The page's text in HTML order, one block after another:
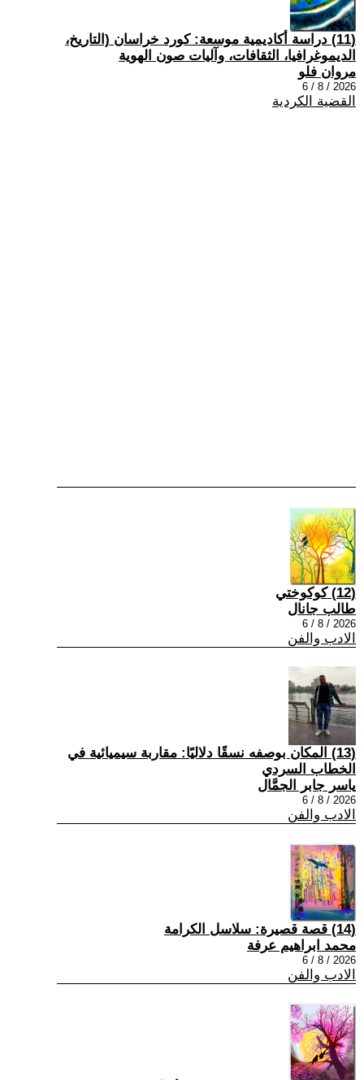
(11) دراسة أكاديمية موسعة: كورد خراسان (التاريخ،
الديموغرافيا، الثقافات، وآليات صون الهوية
مروان فلو
2026 / 8 / 6
القضية الكردية
(12) كوكوختي
طالب جانال
2026 / 8 / 6
الادب والفن
(13) المكان بوصفه نسقًا دلاليًا: مقاربة سيميائية في
الخطاب السردي
ياسر جابر الجمَّال
2026 / 8 / 6
الادب والفن
(14) قصة قصيرة: سلاسل الكرامة
محمد ابراهيم عرفة
2026 / 8 / 6
الادب والفن